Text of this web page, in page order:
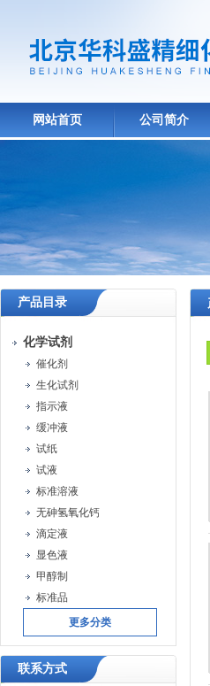
网站首页 公司简介
产品目录
化学试剂
催化剂
生化试剂
指示液
缓冲液
试纸
试液
标准溶液
无砷氢氧化钙
滴定液
显色液
甲醇制
标准品
更多分类
联系方式